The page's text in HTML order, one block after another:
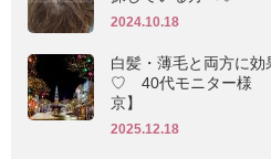
2024.10.18
白髪・薄毛と両方に
♡ 40代モニター様
京】
2025.12.18